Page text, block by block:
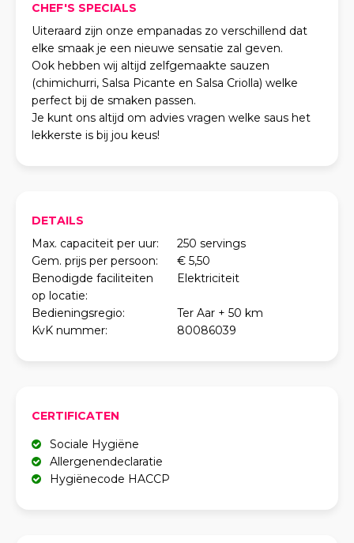
CHEF'S SPECIALS
Uiteraard zijn onze empanadas zo verschillend dat
elke smaak je een nieuwe sensatie zal geven.
Ook hebben wij altijd zelfgemaakte sauzen
(chimichurri, Salsa Picante en Salsa Criolla) welke
perfect bij de smaken passen.
Je kunt ons altijd om advies vragen welke saus het
lekkerste is bij jou keus!
DETAILS
Max. capaciteit per uur:
250 servings
Gem. prijs per persoon:
€ 5,50
Benodigde faciliteiten
op locatie:
Elektriciteit
Bedieningsregio:
Ter Aar + 50 km
KvK nummer:
80086039
CERTIFICATEN
Sociale Hygiëne
Allergenendeclaratie
Hygiënecode HACCP